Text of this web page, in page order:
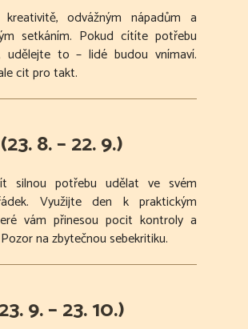
odvážným nápadům a
setkáním. Pokud cítíte potřebu
udělejte to – lidé budou vnímaví.
cit pro takt.
8. – 22. 9.)
silnou potřebu udělat ve svém
Využijte den k praktickým
vám přinesou pocit kontroly a
na zbytečnou sebekritiku.
9. – 23. 10.)